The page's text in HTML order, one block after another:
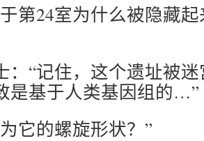
第24室为什么被隐藏
：“记住，这个遗址被
是基于人类基因组的…”
它的螺旋形状？”